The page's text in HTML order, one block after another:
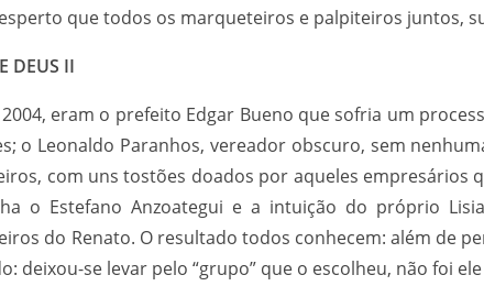
que todos os marqueteiros e palpiteiros juntos,
DEUS II
eram o prefeito Edgar Bueno que sofria um
o Leonaldo Paranhos, vereador obscuro, sem
com uns tostões doados por aqueles
o Estefano Anzoategui e a intuição do próprio
do Renato. O resultado todos conhecem: além de
deixou-se levar pelo “grupo” que o escolheu, não foi